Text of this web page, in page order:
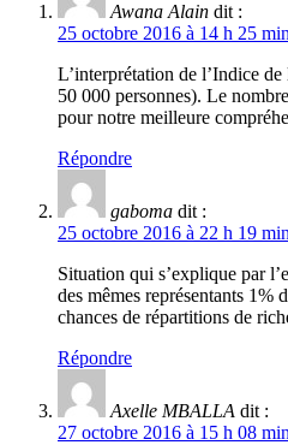
Awana Alain dit :
25 octobre 2016 à 14 h 25
L’interprétation de l’Indice
50 000 personnes). Le
pour notre meilleure
Répondre
gaboma dit :
25 octobre 2016 à 22 h 19
Situation qui s’explique par
des mêmes représentants
chances de répartitions de
Répondre
Axelle MBALLA dit :
27 octobre 2016 à 15 h 08